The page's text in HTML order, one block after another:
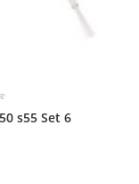
s55 Set 6